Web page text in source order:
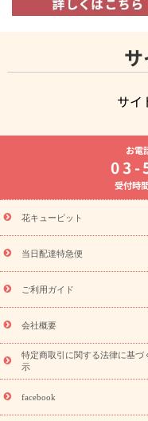
サイ
よく贈られる花
お
8月の誕生花(トルコキ
お供え・お悔
通夜
ーブドフラワー
季節の
特集
お盆 花（新盆・初盆
盆・初盆）
お盆 花（新
フト
お盆・お供え プリ
レゼント特集
夏の花贈
敬老の日におくる花ギ
花ギフト・プレゼント特集
老の日 花鉢植えのギフト
フト・プレゼント特集
ペーン
「きょう誕生日
探す
誕生日フラワーギ
日フラワーギフト商品一覧
誕生花(トルコキキョウ)
お電
03-
受付時
花キューピット
当日配達特急便
ご利用ガイド
会社概要
特定商取引に関する法律に基づ
示
facebook